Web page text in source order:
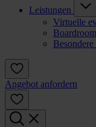
Leistungen
Virtuelle
Angebot anfordern